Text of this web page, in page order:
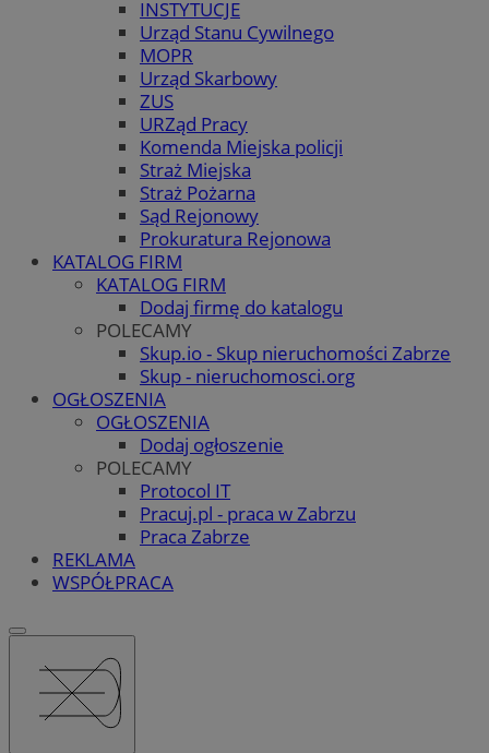
INSTYTUCJE
Urząd Stanu Cywilnego
MOPR
Urząd Skarbowy
ZUS
URZąd Pracy
Komenda Miejska policji
Straż Miejska
Straż Pożarna
Sąd Rejonowy
Prokuratura Rejonowa
KATALOG FIRM
KATALOG FIRM
Dodaj firmę do katalogu
POLECAMY
Skup.io - Skup nieruchomości Zabrze
Skup - nieruchomosci.org
OGŁOSZENIA
OGŁOSZENIA
Dodaj ogłoszenie
POLECAMY
Protocol IT
Pracuj.pl - praca w Zabrzu
Praca Zabrze
REKLAMA
WSPÓŁPRACA